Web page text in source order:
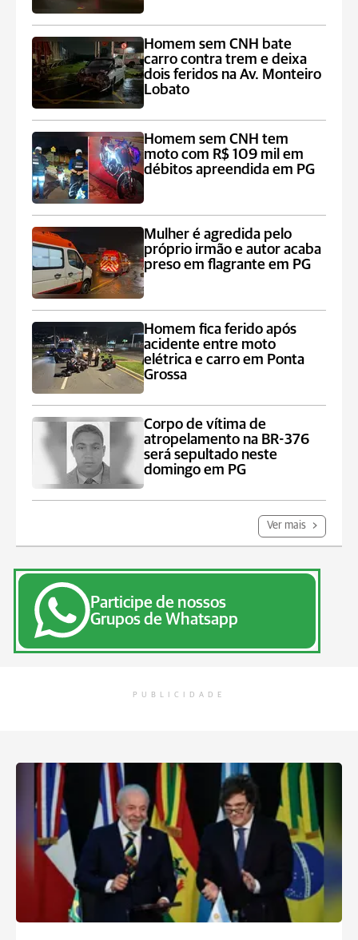
Homem sem CNH bate
carro contra trem e deixa
dois feridos na Av. Monteiro
Lobato
Homem sem CNH tem
moto com R$ 109 mil em
débitos apreendida em PG
Mulher é agredida pelo
próprio irmão e autor acaba
preso em flagrante em PG
Homem fica ferido após
acidente entre moto
elétrica e carro em Ponta
Grossa
Corpo de vítima de
atropelamento na BR-376
será sepultado neste
domingo em PG
Ver mais
Participe de nossos
Grupos de Whatsapp
PUBLICIDADE